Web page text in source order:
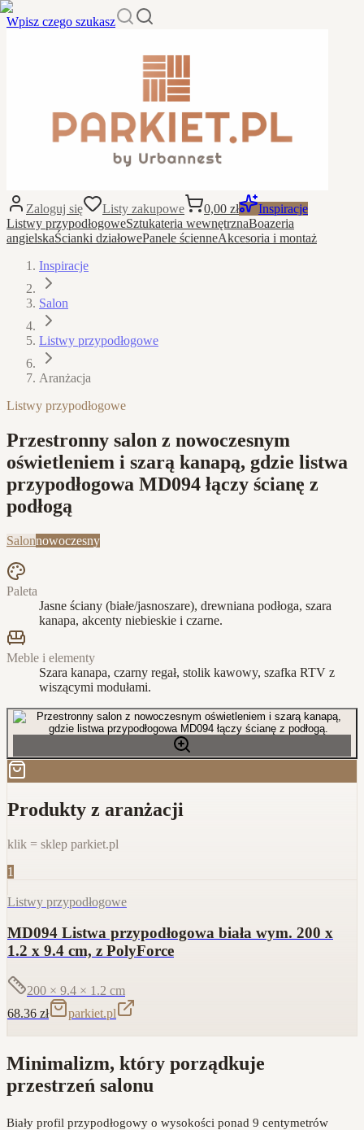
Wpisz czego szukasz
Zaloguj się Listy zakupowe 0,00 zł
Inspiracje
Listwy przypodłogoweSztukateria wewnętrznaBoazeria
angielskaŚcianki działowePanele ścienneAkcesoria i montaż
Inspiracje
Salon
Listwy przypodłogowe
Aranżacja
Listwy przypodłogowe
Przestronny salon z nowoczesnym
oświetleniem i szarą kanapą, gdzie listwa
przypodłogowa MD094 łączy ścianę z
podłogą
Salonnowoczesny
Paleta
Jasne ściany (białe/jasnoszare), drewniana podłoga, szara
kanapa, akcenty niebieskie i czarne.
Meble i elementy
Szara kanapa, czarny regał, stolik kawowy, szafka RTV z
wiszącymi modułami.
Produkty z aranżacji
klik = sklep parkiet.pl
1
Listwy przypodłogowe
MD094 Listwa przypodłogowa biała wym. 200 x
1.2 x 9.4 cm, z PolyForce
200 × 9.4 × 1.2 cm
68.36 zł parkiet.pl
Minimalizm, który porządkuje
przestrzeń salonu
Biały profil przypodłogowy o wysokości ponad 9 centymetrów